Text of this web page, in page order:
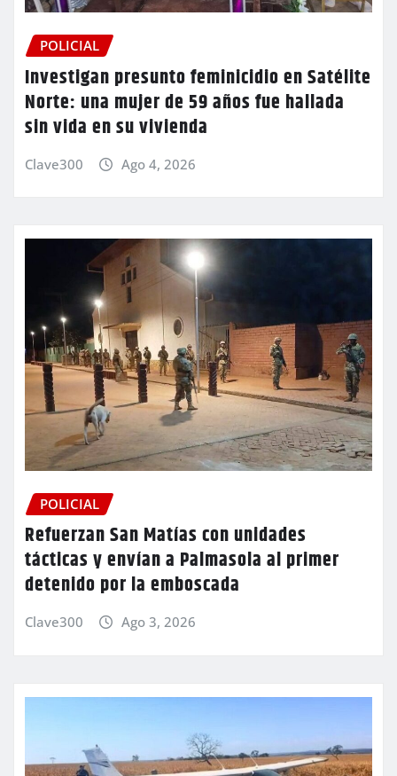
POLICIAL
Investigan presunto feminicidio en Satélite
Norte: una mujer de 59 años fue hallada
sin vida en su vivienda
Clave300 Ago 4, 2026
POLICIAL
Refuerzan San Matías con unidades
tácticas y envían a Palmasola al primer
detenido por la emboscada
Clave300 Ago 3, 2026